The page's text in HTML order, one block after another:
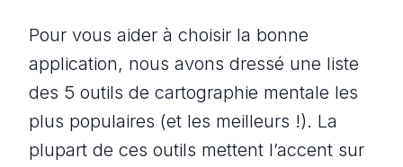
Pour vous aider à choisir la bonne
application, nous avons dressé une liste
des 5 outils de cartographie mentale les
plus populaires (et les meilleurs !). La
plupart de ces outils mettent l’accent sur